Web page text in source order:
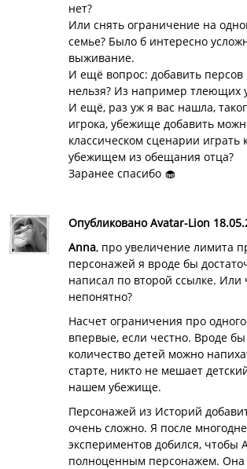
нет?
Или снять ограничение на
семье? Было б интересно
выживание.
И ещё вопрос: добавить персов
нельзя? Из например тлеющих
И ещё, раз уж я вас нашла,
игрока, убежище добавить
классическом сценарии играть
убежищем из обещания отца?
Заранее спасибо 🧁
Опубликовано Avatar-Lion
Anna, про увеличение лимита
персонажей я вроде бы
написал по второй ссылке. Или
непонятно?
Насчет ограничения про
впервые, если честно. Вроде
количество детей можно
старте, никто не мешает
нашем убежище.
Персонажей из Историй
очень сложно. Я после
экспериментов добился, чтобы
полноценным персонажем.